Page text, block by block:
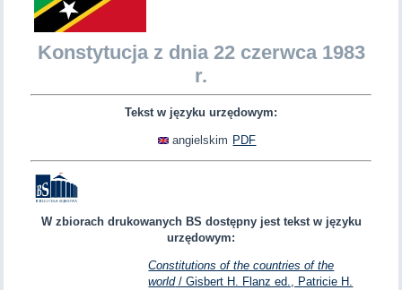
Konstytucja z dnia 22 czerwca 1983
r.
Tekst w języku urzędowym:
angielskim PDF
W zbiorach drukowanych BS dostępny jest tekst w języku
urzędowym:
Constitutions of the countries of the
world/ Gisbert H. Flanz ed., Patricie H.